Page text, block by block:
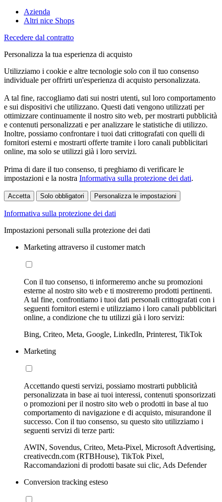
Azienda
Altri nice Shops
Recedere dal contratto
Personalizza la tua esperienza di acquisto
Utilizziamo i cookie e altre tecnologie solo con il tuo consenso
individuale per offrirti un'esperienza di acquisto personalizzata.
A tal fine, raccogliamo dati sui nostri utenti, sul loro comportamento
e sui dispositivi che utilizzano. Questi dati vengono utilizzati per
ottimizzare continuamente il nostro sito web, per mostrarti pubblicità
e contenuti personalizzati e per analizzare le statistiche di utilizzo.
Inoltre, possiamo confrontare i tuoi dati crittografati con quelli di
fornitori esterni e mostrarti offerte tramite i loro canali pubblicitari
online, ma solo se utilizzi già i loro servizi.
Prima di dare il tuo consenso, ti preghiamo di verificare le
impostazioni e la nostra Informativa sulla protezione dei dati.
Accetta Solo obbligatori Personalizza le impostazioni
Informativa sulla protezione dei dati
Impostazioni personali sulla protezione dei dati
Marketing attraverso il customer match
Con il tuo consenso, ti informeremo anche su promozioni
esterne al nostro sito web e ti mostreremo prodotti pertinenti.
A tal fine, confrontiamo i tuoi dati personali crittografati con i
seguenti fornitori esterni e utilizziamo i loro canali pubblicitari
online, a condizione che tu utilizzi già i loro servizi:
Bing, Criteo, Meta, Google, LinkedIn, Printerest, TikTok
Marketing
Accettando questi servizi, possiamo mostrarti pubblicità
personalizzata in base ai tuoi interessi, contenuti sponsorizzati
o promozioni per il nostro sito web o prodotti in base al tuo
comportamento di navigazione e di acquisto, misurandone il
successo. Con il tuo consenso, su questo sito utilizziamo i
seguenti servizi di terze parti:
AWIN, Sovendus, Criteo, Meta-Pixel, Microsoft Advertising,
creativecdn.com (RTBHouse), TikTok Pixel,
Raccomandazioni di prodotti basate sui clic, Ads Defender
Conversion tracking esteso